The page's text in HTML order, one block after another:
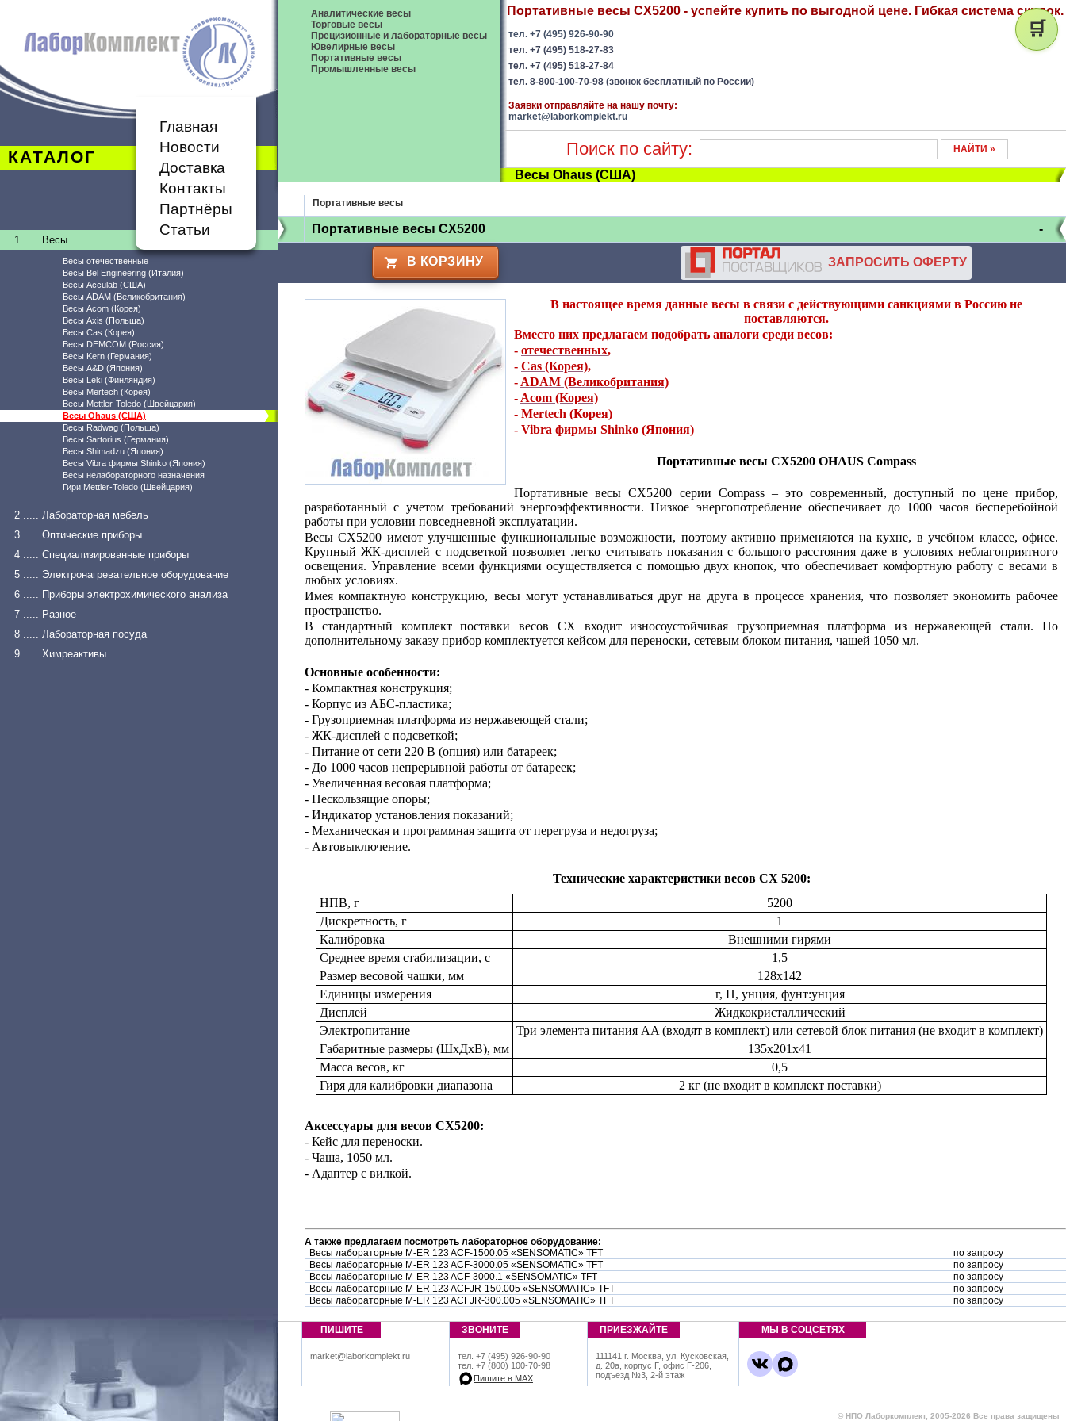
КАТАЛОГ
Главная
Новости
Доставка
Контакты
Партнёры
Статьи
1 ..... Весы
Весы отечественные
Весы Bel Engineering (Италия)
Весы Acculab (США)
Весы ADAM (Великобритания)
Весы Acom (Корея)
Весы Axis (Польша)
Весы Cas (Корея)
Весы DEMCOM (Россия)
Весы Kern (Германия)
Весы A&D (Япония)
Весы Leki (Финляндия)
Весы Mertech (Корея)
Весы Mettler-Toledo (Швейцария)
Весы Ohaus (США)
Весы Radwag (Польша)
Весы Sartorius (Германия)
Весы Shimadzu (Япония)
Весы Vibra фирмы Shinko (Япония)
Весы нелабораторного назначения
Гири Mettler-Toledo (Швейцария)
2 ..... Лабораторная мебель
3 ..... Оптические приборы
4 ..... Специализированные приборы
5 ..... Электронагревательное оборудование
6 ..... Приборы электрохимического анализа
7 ..... Разное
8 ..... Лабораторная посуда
9 ..... Химреактивы
Аналитические весы
Торговые весы
Прецизионные и лабораторные весы
Ювелирные весы
Портативные весы
Промышленные весы
Портативные весы CX5200 - успейте купить по выгодной цене. Гибкая система скидок.
тел. +7 (495) 926-90-90
тел. +7 (495) 518-27-83
тел. +7 (495) 518-27-84
тел. 8-800-100-70-98 (звонок бесплатный по России)
Заявки отправляйте на нашу почту:
market@laborkomplekt.ru
Поиск по сайту:
Весы Ohaus (США)
Портативные весы
Портативные весы CX5200 -
В КОРЗИНУ ЗАПРОСИТЬ ОФЕРТУ
В настоящее время данные весы в связи с действующими санкциями в Россию не
поставляются.
Вместо них предлагаем подобрать аналоги среди весов:
- отечественных,
- Cas (Корея),
- ADAM (Великобритания)
- Acom (Корея)
- Mertech (Корея)
- Vibra фирмы Shinko (Япония)
Портативные весы CX5200 OHAUS Compass
Портативные весы CX5200 серии Compass – это современный, доступный по цене прибор,
разработанный с учетом требований энергоэффективности. Низкое энергопотребление обеспечивает до 1000 часов бесперебойной
работы при условии повседневной эксплуатации.
Весы CX5200 имеют улучшенные функциональные возможности, поэтому активно применяются на кухне, в учебном классе, офисе.
Крупный ЖК-дисплей с подсветкой позволяет легко считывать показания с большого расстояния даже в условиях неблагоприятного
освещения. Управление всеми функциями осуществляется с помощью двух кнопок, что обеспечивает комфортную работу с весами в
любых условиях.
Имея компактную конструкцию, весы могут устанавливаться друг на друга в процессе хранения, что позволяет экономить рабочее
пространство.
В стандартный комплект поставки весов CX входит износоустойчивая грузоприемная платформа из нержавеющей стали. По
дополнительному заказу прибор комплектуется кейсом для переноски, сетевым блоком питания, чашей 1050 мл.
Основные особенности:
- Компактная конструкция;
- Корпус из АБС-пластика;
- Грузоприемная платформа из нержавеющей стали;
- ЖК-дисплей с подсветкой;
- Питание от сети 220 В (опция) или батареек;
- До 1000 часов непрерывной работы от батареек;
- Увеличенная весовая платформа;
- Нескользящие опоры;
- Индикатор установления показаний;
- Механическая и программная защита от перегруза и недогруза;
- Автовыключение.
Технические характеристики весов CX 5200:
НПВ, г
5200
Дискретность, г
1
Калибровка
Внешними гирями
Среднее время стабилизации, с
1,5
Размер весовой чашки, мм
128x142
Единицы измерения
г, Н, унция, фунт:унция
Дисплей
Жидкокристаллический
Электропитание
Три элемента питания AA (входят в комплект) или сетевой блок питания (не входит в комплект)
Габаритные размеры (ШxДхВ), мм
135x201x41
Масса весов, кг
0,5
Гиря для калибровки диапазона
2 кг (не входит в комплект поставки)
Аксессуары для весов CX5200:
- Кейс для переноски.
- Чаша, 1050 мл.
- Адаптер с вилкой.
А также предлагаем посмотреть лабораторное оборудование:
Весы лабораторные M-ER 123 ACF-1500.05 «SENSOMATIC» TFT
по запросу
Весы лабораторные M-ER 123 ACF-3000.05 «SENSOMATIC» TFT
по запросу
Весы лабораторные M-ER 123 ACF-3000.1 «SENSOMATIC» TFT
по запросу
Весы лабораторные M-ER 123 ACFJR-150.005 «SENSOMATIC» TFT
по запросу
Весы лабораторные M-ER 123 ACFJR-300.005 «SENSOMATIC» TFT
по запросу
ПИШИТЕ
market@laborkomplekt.ru
ЗВОНИТЕ
тел. +7 (495) 926-90-90
тел. +7 (800) 100-70-98
Пишите в МАХ
ПРИЕЗЖАЙТЕ
111141 г. Москва, ул. Кусковская,
д. 20а, корпус Г, офис Г-206,
подъезд №3, 2-й этаж
МЫ В СОЦСЕТЯХ
© НПО Лаборкомплект, 2005-2026 Все права защищены
🛒